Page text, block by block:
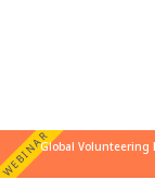
WEBINARGlobal Volunteering